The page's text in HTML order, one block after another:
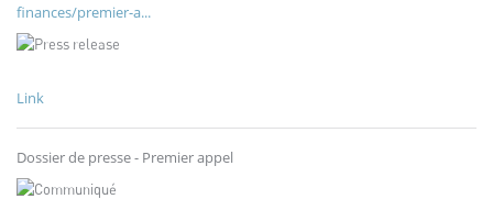
finances/premier-a...
Link
Dossier de presse - Premier appel